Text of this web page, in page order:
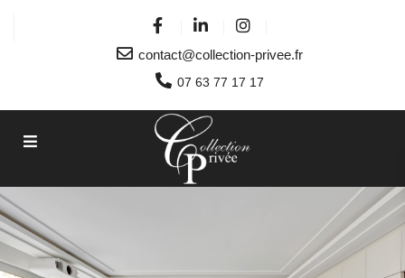
contact@collection-privee.fr
07 63 77 17 17